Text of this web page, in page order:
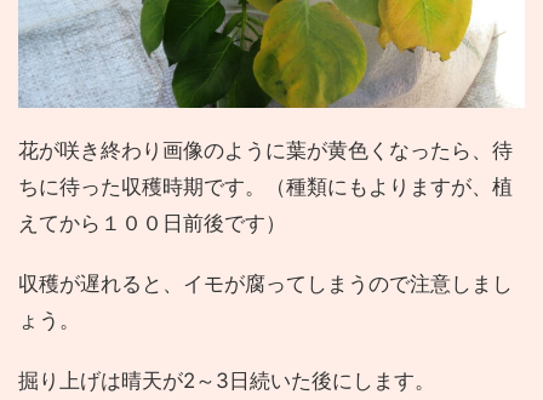
花が咲き終わり画像のように葉が黄色くなったら、待
ちに待った収穫時期です。（種類にもよりますが、植
えてから１００日前後です）
収穫が遅れると、イモが腐ってしまうので注意しまし
ょう。
掘り上げは晴天が2～3日続いた後にします。